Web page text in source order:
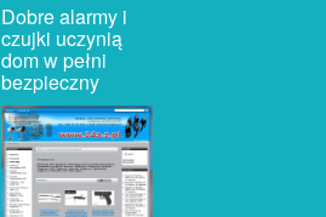
Dobre alarmy i
czujki uczynią
dom w pełni
bezpieczny